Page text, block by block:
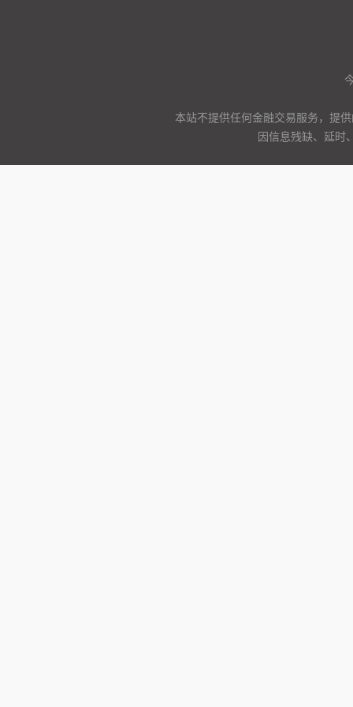
本站不提供任何金融交易服务，提
因信息残缺、延时